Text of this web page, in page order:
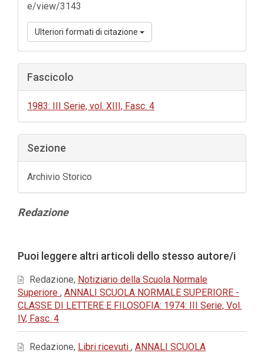
e/view/3143
Ulteriori formati di citazione
Fascicolo
1983: III Serie, vol. XIII, Fasc. 4
Sezione
Archivio Storico
Contenuto
Redazione
dell'articolo
Puoi leggere altri articoli dello stesso autore/i
Redazione, Notiziario della Scuola Normale
Superiore , ANNALI SCUOLA NORMALE SUPERIORE -
CLASSE DI LETTERE E FILOSOFIA: 1974: III Serie, Vol.
IV, Fasc. 4
Redazione, Libri ricevuti , ANNALI SCUOLA